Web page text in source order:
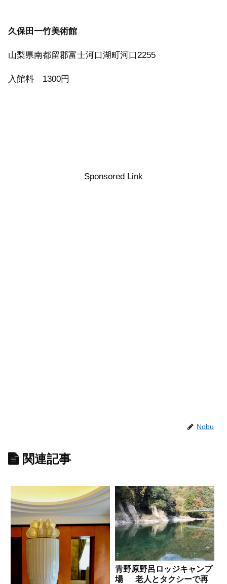
久保田一竹美術館
山梨県南都留郡富士河口湖町河口2255
入館料 1300円
Sponsored Link
Nobu
関連記事
青野原野呂ロッジキャンプ
場 老人とタクシーで再